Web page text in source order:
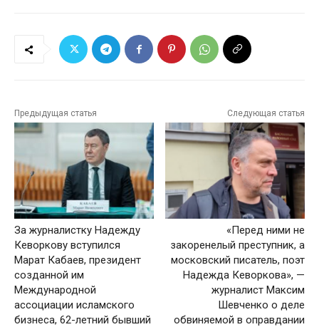
Предыдущая статья
За журналистку Надежду
Кеворкову вступился
Марат Кабаев, президент
созданной им
Международной
ассоциации исламского
бизнеса, 62-летний бывший
Следующая статья
«Перед ними не
закоренелый преступник, а
московский писатель, поэт
Надежда Кеворкова», —
журналист Максим
Шевченко о деле
обвиняемой в оправдании